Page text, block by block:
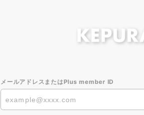
メールアドレスまたはPlus member ID